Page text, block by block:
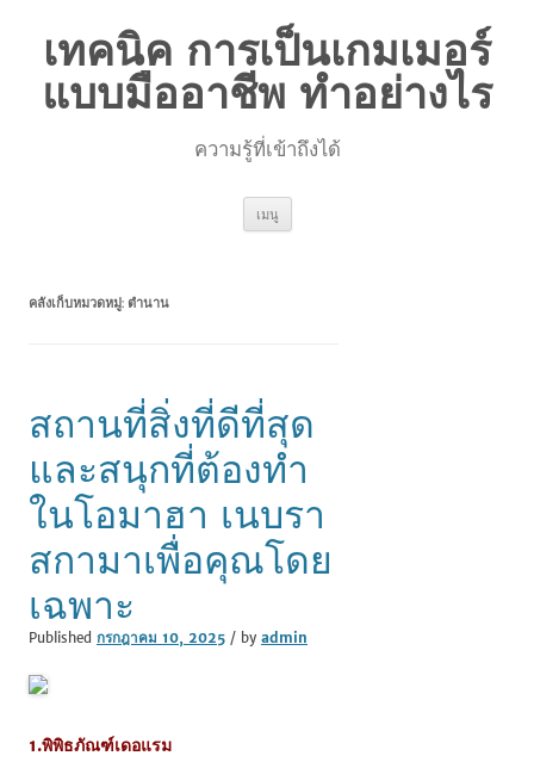
เทคนิค การเป็นเกมเมอร์
แบบมืออาชีพ ทำอย่างไร
ความรู้ที่เข้าถึงได้
เมนู ข้าม
ยัง
คลังเก็บหมวดหมู่: ตำนาน
สถานที่สิ่งที่ดีที่สุด
และสนุกที่ต้องทำ
ในโอมาฮา เนบรา
สกามาเพื่อคุณโดย
เฉพาะ
Published กรกฎาคม 10, 2025 / by admin
1.พิพิธภัณฑ์เดอแรม